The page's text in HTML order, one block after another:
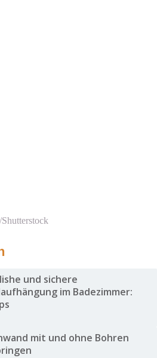
und sichere
im Badezimmer:
mit und ohne Bohren